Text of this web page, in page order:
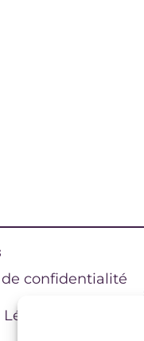
confidentialité